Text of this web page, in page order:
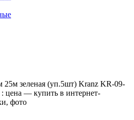
зеленая (уп.5шт) Kranz KR-09-
цена — купить в интернет-
фото